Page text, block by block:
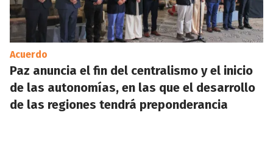
Acuerdo
Paz anuncia el fin del centralismo y el inicio
de las autonomías, en las que el desarrollo
de las regiones tendrá preponderancia